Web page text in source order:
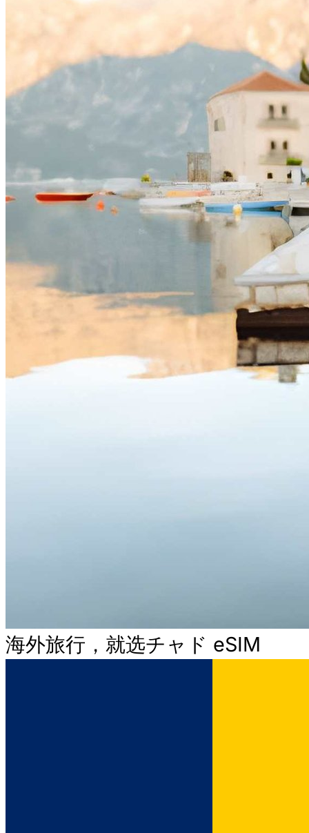
海外旅行，就选チャド eSIM